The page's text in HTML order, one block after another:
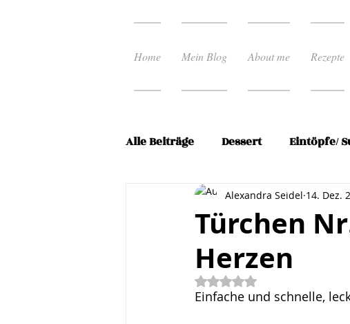
Home Mein Blog About me Rezepte
Alle Beiträge Dessert Eintöpfe/
Pasta Rezepte Reis
Schnelle Küche Spargel Rezepte
Türchen
Herzen
Alexandra Seidel 14. Dez.
Mit NaN von 5 Sternen
Einfache und schnelle,